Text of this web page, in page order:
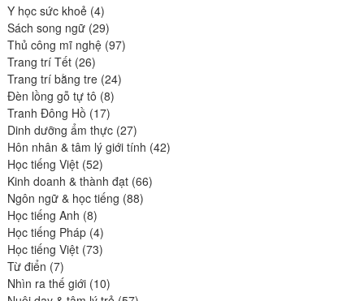
Y học sức khoẻ 44
produits
Sách song ngữ 2929
produits
Thủ công mĩ nghệ 9797
Trang trí Tết 2626
produits
Trang trí bằng tre 2424
Đèn lồng gỗ tự tô 88
produits
Tranh Đông Hồ 1717
produits
Dinh dưỡng ẩm thực 2727
produits
Hôn nhân & tâm lý giới tính 4242
Học tiếng Việt 5252
produits
Kinh doanh & thành đạt 6666
Ngôn ngữ & học tiếng 8888
Học tiếng Anh 88
produits
Học tiếng Pháp 44
produits
Học tiếng Việt 7373
Từ điển 77
produits
Nhìn ra thế giới 1010